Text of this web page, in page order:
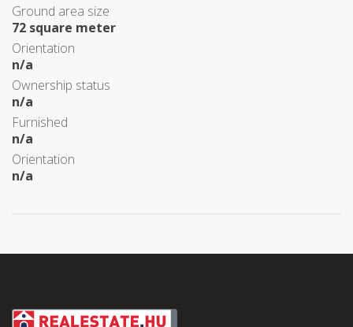
Ground area size
72 square meter
Orientation
n/a
Ownership status
n/a
Furnished
n/a
Orientation
n/a